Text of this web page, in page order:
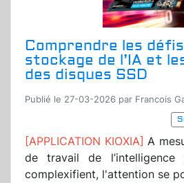
Comprendre les
stockage de l’IA et
des disques SSD
Publié le 27-03-2026 par Francois
[APPLICATION KIOXIA]A
de travail de
complexifient, l'attention se